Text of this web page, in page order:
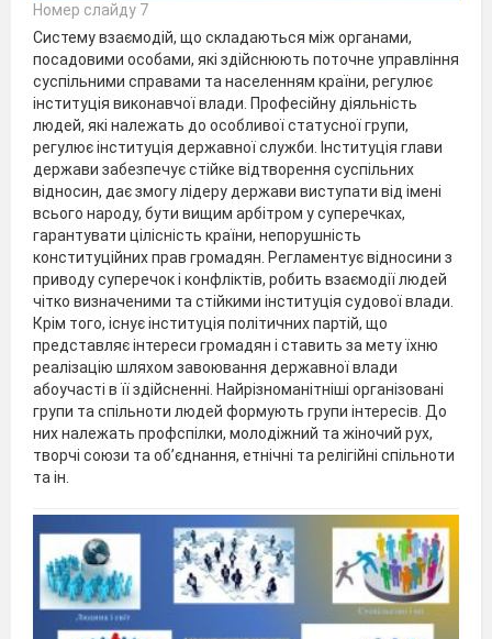
Номер слайду 7
Систему взаємодій, що складаються між органами,
посадовими особами, які здійснюють поточне управління
суспільними справами та населенням країни, регулює
інституція виконавчої влади. Професійну діяльність
людей, які належать до особливої статусної групи,
регулює інституція державної служби. Інституція глави
держави забезпечує стійке відтворення суспільних
відносин, дає змогу лідеру держави виступати від імені
всього народу, бути вищим арбітром у суперечках,
гарантувати цілісність країни, непорушність
конституційних прав громадян. Регламентує відносини з
приводу суперечок і конфліктів, робить взаємодії людей
чітко визначеними та стійкими інституція судової влади.
Крім того, існує інституція політичних партій, що
представляє інтереси громадян і ставить за мету їхню
реалізацію шляхом завоювання державної влади
абоучасті в її здійсненні. Найрізноманітніші організовані
групи та спільноти людей формують групи інтересів. До
них належать профспілки, молодіжний та жіночий рух,
творчі союзи та об’єднання, етнічні та релігійні спільноти
та ін.